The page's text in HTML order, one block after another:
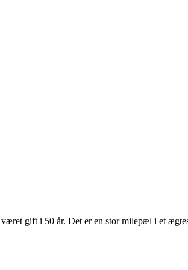
gift i 50 år. Det er en stor milepæl i et